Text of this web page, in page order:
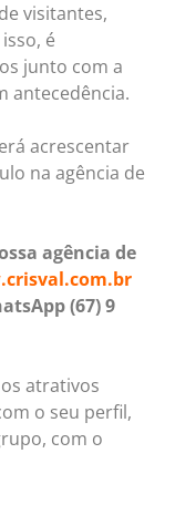
visitantes,
é
junto com a
antecedência.
acrescentar
na agência de
agência de
(67) 9
atrativos
o seu perfil,
com o